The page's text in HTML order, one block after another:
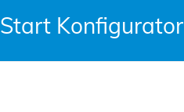
Start Konfigurator